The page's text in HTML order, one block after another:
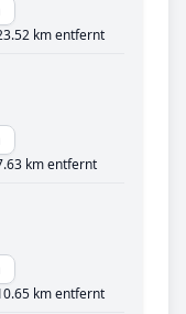
km entfernt
km entfernt
km entfernt